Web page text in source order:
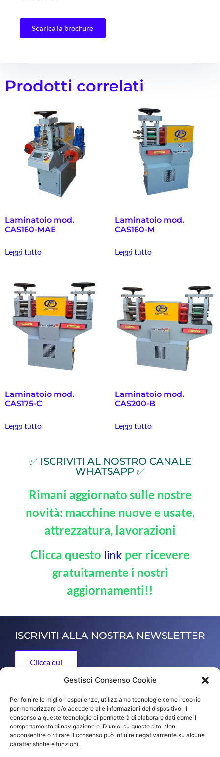
Gestisci Consenso Cookie
Per fornire le migliori esperienze, utilizziamo tecnologie come i cookie
per memorizzare e/o accedere alle informazioni del dispositivo. Il
consenso a queste tecnologie ci permetterà di elaborare dati come il
comportamento di navigazione o ID unici su questo sito. Non
acconsentire o ritirare il consenso può influire negativamente su alcune
caratteristiche e funzioni.
Scarica la brochure
Prodotti correlati
Laminatoio mod.
CAS160-MAE
Leggi tutto
Laminatoio mod.
CAS160-M
Leggi tutto
Laminatoio mod.
CAS175-C
Leggi tutto
Laminatoio mod.
CAS200-B
Leggi tutto
✅ ISCRIVITI AL NOSTRO CANALE
WHATSAPP ✅
Rimani aggiornato sulle nostre
novità: macchine nuove e usate,
attrezzatura, lavorazioni
Clicca questo link per ricevere
gratuitamente i nostri
aggiornamenti!!
ISCRIVITI ALLA NOSTRA NEWSLETTER
Clicca qui
ORO FRANCO di Franco Yuri
Via dell'Artigianato 13, 36050 Bolzano Vicentino, Vicenza,
Italy
tel +39 (0)444 350920 - info@francofranco.it